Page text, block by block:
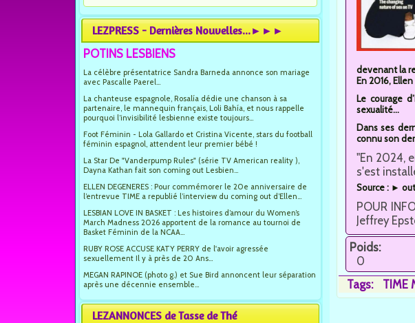
LEZPRESS - Dernières Nouvelles...►►►
POTINS LESBIENS
La célèbre présentatrice Sandra Barneda annonce son mariage
avec Pascalle Paerel...
La chanteuse espagnole, Rosalía dédie une chanson à sa
partenaire, le mannequin français, Loli Bahía, et nous rappelle
pourquoi l’invisibilité lesbienne existe toujours...
Foot Féminin - Lola Gallardo et Cristina Vicente, stars du football
féminin espagnol, attendent leur premier bébé !
La Star De "Vanderpump Rules" (série TV American reality ),
Dayna Kathan fait son coming out Lesbien...
ELLEN DEGENERES : Pour commémorer le 20e anniversaire de
l’entrevue TIME a republié l’interview du coming out d’Ellen...
LESBIAN LOVE IN BASKET : Les histoires d’amour du Women’s
March Madness 2026 apportent de la romance au tournoi de
Basket Féminin de la NCAA...
RUBY ROSE ACCUSE KATY PERRY de l'avoir agressée
sexuellement Il y à près de 20 Ans...
MEGAN RAPINOE (photo g.) et Sue Bird annoncent leur séparation
après une décennie ensemble...
LEZANNONCES de Tasse de Thé
devenant la
En 2016,
Le courage
sexualité...
Dans ses
connu son
"En 2024,
s'est
Source : ►
POUR
Jeffrey
Poids:
0
Tags:
TIME